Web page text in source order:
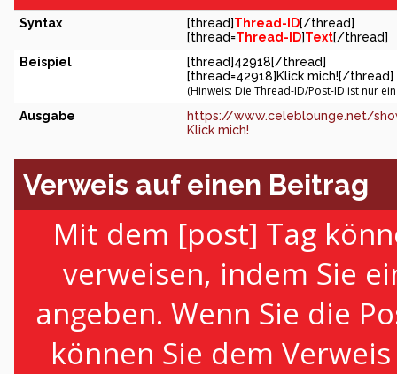
Syntax [thread]Thread-ID[/thread]
[thread=Thread-ID]Text[/thread]
Beispiel
[thread]42918[/thread]
[thread=42918]Klick mich![/thread]
(Hinweis: Die Thread-ID/Post-ID ist nur
Ausgabe
https://www.celeblounge.net/
Klick mich!
Verweis auf einen Beitrag
Mit dem [post] Tag
verweisen, indem Sie
angeben. Wenn Sie die
können Sie dem